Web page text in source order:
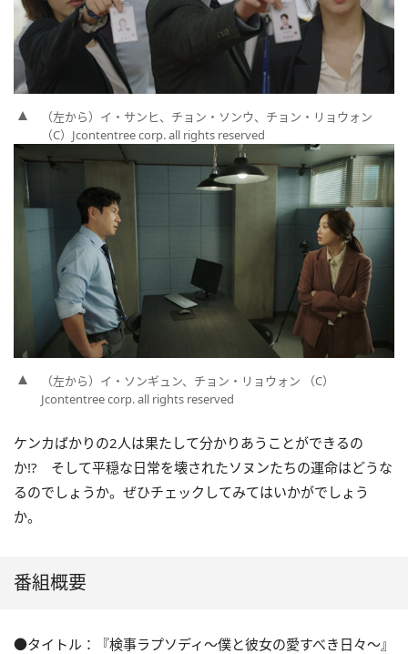
（左から）イ・サンヒ、チョン・ソンウ、チョン・リョウォン
（C）Jcontentree corp. all rights reserved
（左から）イ・ソンギュン、チョン・リョウォン （C）
Jcontentree corp. all rights reserved
ケンカばかりの2人は果たして分かりあうことができるの
か!? そして平穏な日常を壊されたソヌンたちの運命はどうな
るのでしょうか。ぜひチェックしてみてはいかがでしょう
か。
番組概要
●タイトル：『検事ラプソディ～僕と彼女の愛すべき日々～』